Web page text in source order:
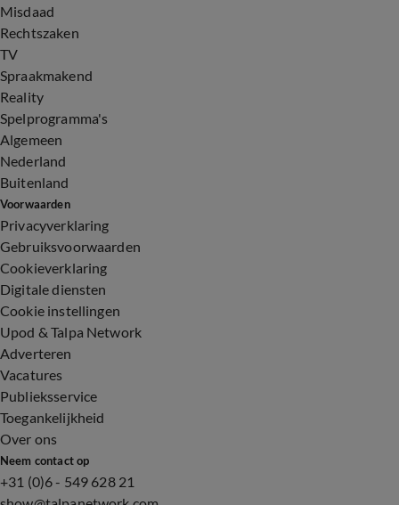
Misdaad
Rechtszaken
TV
Spraakmakend
Reality
Spelprogramma's
Algemeen
Nederland
Buitenland
Voorwaarden
Privacyverklaring
Gebruiksvoorwaarden
Cookieverklaring
Digitale diensten
Cookie instellingen
Upod & Talpa Network
Adverteren
Vacatures
Publieksservice
Toegankelijkheid
Over ons
Neem contact op
+31 (0)6 - 549 628 21